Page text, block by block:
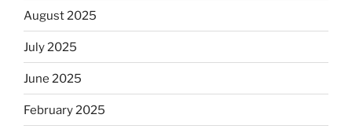
August 2025
July 2025
June 2025
February 2025